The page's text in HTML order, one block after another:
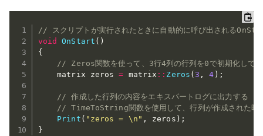
// スクリプトが実行されたときに自動的に呼び出される
void
OnStart ( )
{
// Zeros関数を使って、3行4列の行列を0で初期化して
    matrix zeros
= matrix :: Zeros (3 , 4 ) ;
// 作成した行列の内容をエキスパートログに出力する
// TimeToString関数を使用して、行列が作成された時
Print ( "zeros = \n" , zeros ) ;
}